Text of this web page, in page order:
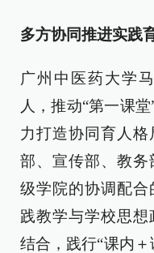
多方协同推进实践
广州中医药大学
人，推动“第一课
力打造协同育人
部、宣传部、教务
级学院的协调配合
践教学与学校思
结合，践行“课内